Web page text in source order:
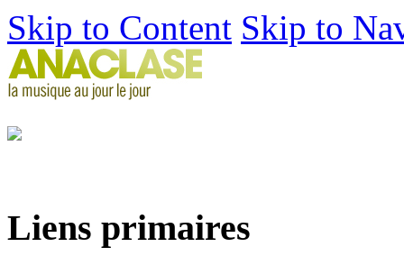
Skip to Content Skip to
Liens primaires